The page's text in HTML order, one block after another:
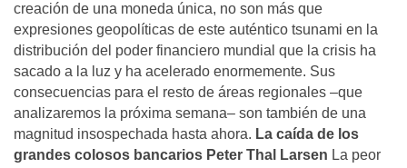
creación de una moneda única, no son más que
expresiones geopolíticas de este auténtico tsunami en la
distribución del poder financiero mundial que la crisis ha
sacado a la luz y ha acelerado enormemente. Sus
consecuencias para el resto de áreas regionales –que
analizaremos la próxima semana– son también de una
magnitud insospechada hasta ahora. La caída de los
grandes colosos bancarios Peter Thal Larsen La peor